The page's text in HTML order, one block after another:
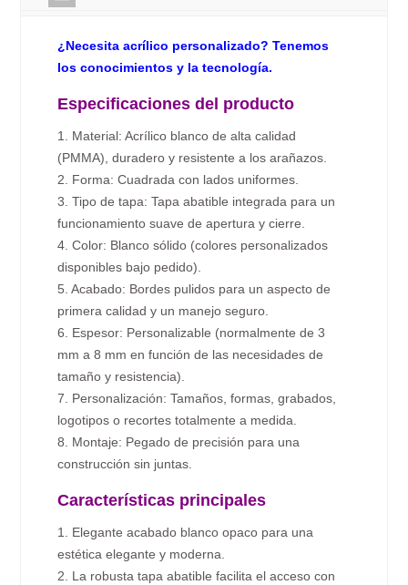
¿Necesita acrílico personalizado? Tenemos
los conocimientos y la tecnología.
Especificaciones del producto
1. Material: Acrílico blanco de alta calidad
(PMMA), duradero y resistente a los arañazos.
2. Forma: Cuadrada con lados uniformes.
3. Tipo de tapa: Tapa abatible integrada para un
funcionamiento suave de apertura y cierre.
4. Color: Blanco sólido (colores personalizados
disponibles bajo pedido).
5. Acabado: Bordes pulidos para un aspecto de
primera calidad y un manejo seguro.
6. Espesor: Personalizable (normalmente de 3
mm a 8 mm en función de las necesidades de
tamaño y resistencia).
7. Personalización: Tamaños, formas, grabados,
logotipos o recortes totalmente a medida.
8. Montaje: Pegado de precisión para una
construcción sin juntas.
Características principales
1. Elegante acabado blanco opaco para una
estética elegante y moderna.
2. La robusta tapa abatible facilita el acceso con